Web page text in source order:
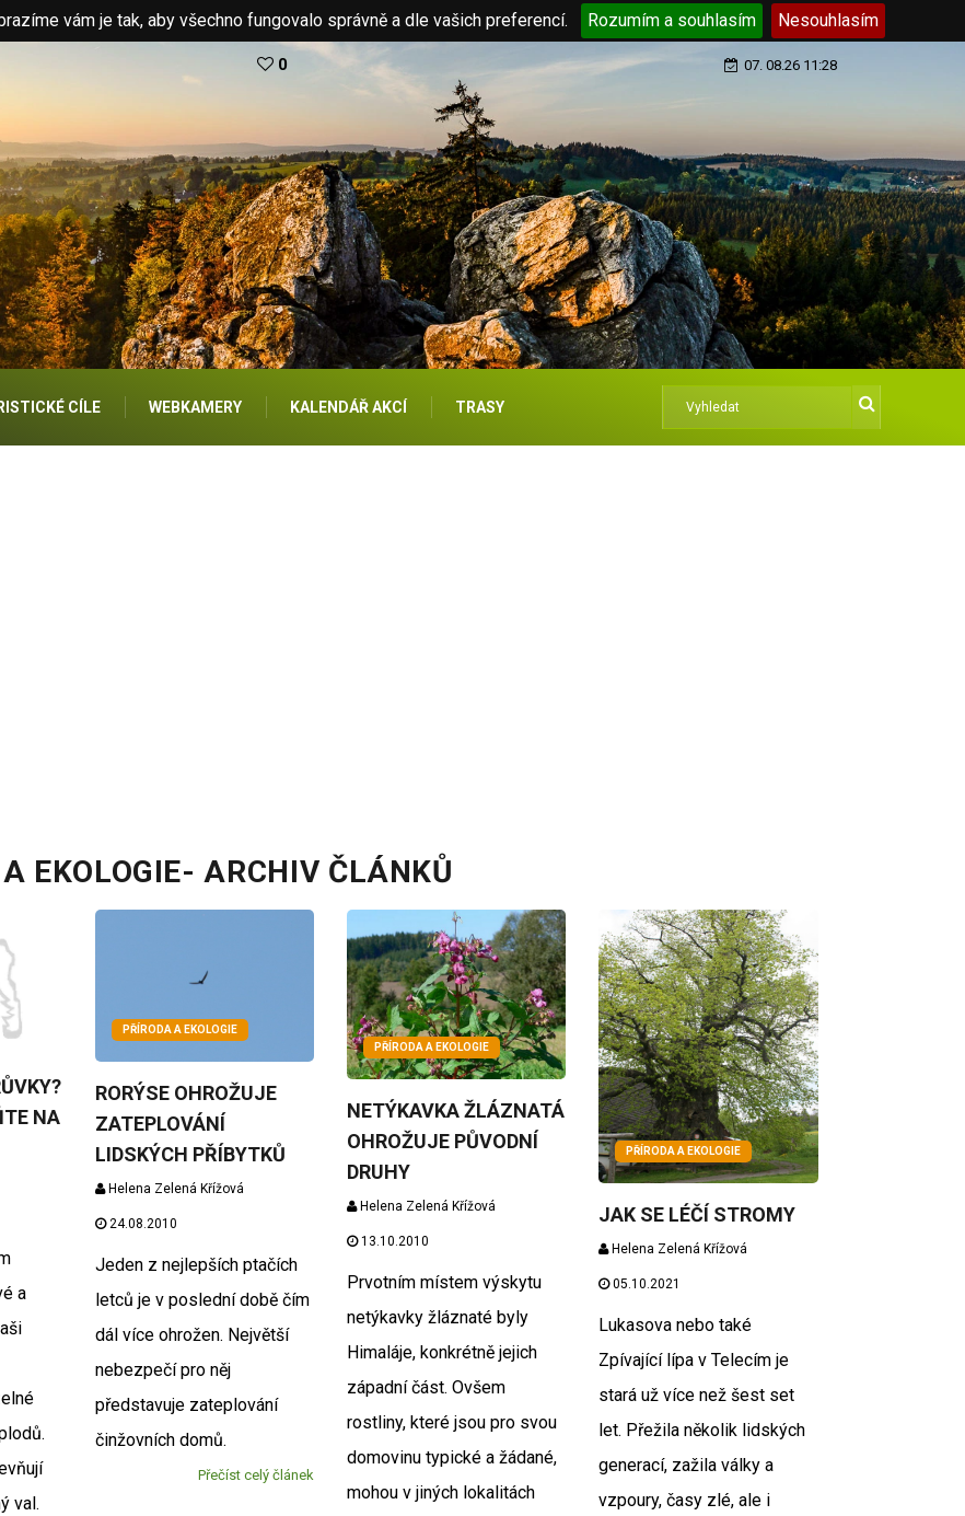
vám je tak, aby všechno fungovalo správně a dle vašich preferencí. Rozumím a souhlasím Nesouhlasím
0 07. 08.26 11:28
CÍLE WEBKAMERY KALENDÁŘ AKCÍ TRASY
EKOLOGIE- ARCHIV ČLÁNKŮ
NA
a
val.
PŘÍRODA A EKOLOGIE
RORÝSE OHROŽUJE
ZATEPLOVÁNÍ
LIDSKÝCH PŘÍBYTKŮ
Helena Zelená Křížová
24.08.2010
Jeden z nejlepších ptačích
letců je v poslední době čím
dál více ohrožen. Největší
nebezpečí pro něj
představuje zateplování
činžovních domů.
Přečíst celý článek
PŘÍRODA A EKOLOGIE
NETÝKAVKA ŽLÁZNATÁ
OHROŽUJE PŮVODNÍ
DRUHY
Helena Zelená Křížová
13.10.2010
Prvotním místem výskytu
netýkavky žláznaté byly
Himaláje, konkrétně jejich
západní část. Ovšem
rostliny, které jsou pro svou
domovinu typické a žádané,
mohou v jiných lokalitách
PŘÍRODA A EKOLOGIE
JAK SE LÉČÍ STROMY
Helena Zelená Křížová
05.10.2021
Lukasova nebo také
Zpívající lípa v Telecím je
stará už více než šest set
let. Přežila několik lidských
generací, zažila války a
vzpoury, časy zlé, ale i